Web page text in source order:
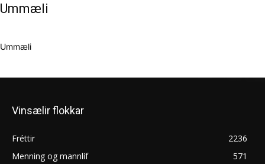
Ummæli
Ummæli
Vinsælir flokkar
Fréttir
2236
Menning og mannlíf
571